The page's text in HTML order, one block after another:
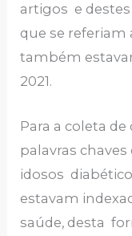
artigos e
que se referiam
também
2021.
Para a coleta
palavras
idosos
estavam
saúde, desta